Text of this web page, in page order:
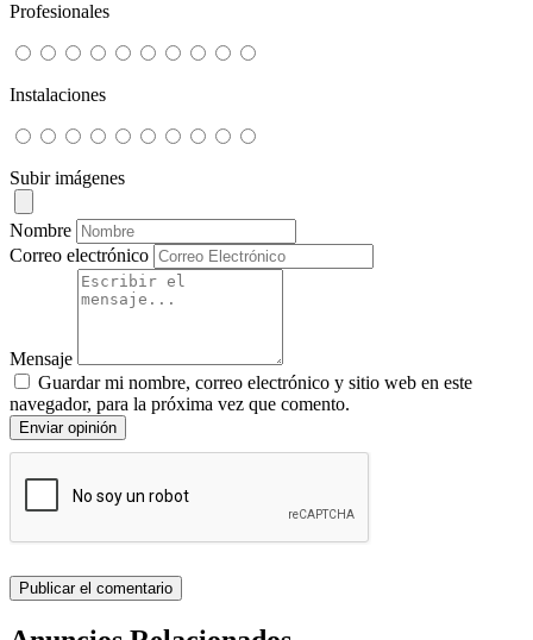
Profesionales
Instalaciones
Subir imágenes
Nombre
Correo electrónico
Mensaje
Guardar mi nombre, correo electrónico y sitio web en este
navegador, para la próxima vez que comento.
Enviar opinión